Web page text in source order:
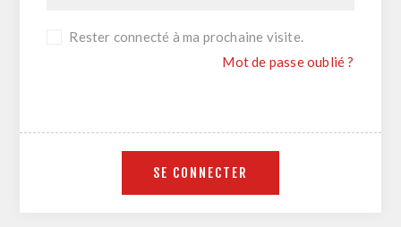
Rester connecté à ma prochaine visite.
Mot de passe oublié ?